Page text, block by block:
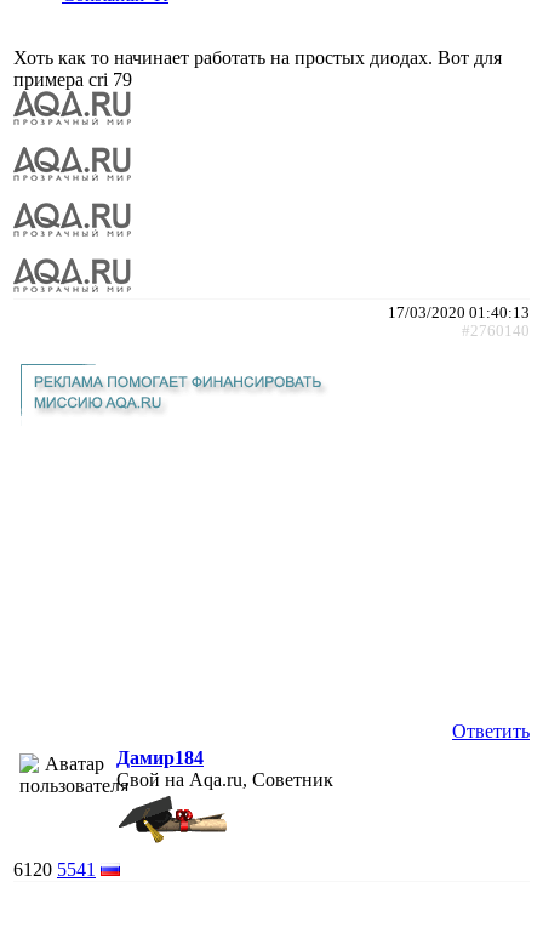
Хоть как то начинает работать на простых диодах. Вот для
примера cri 79
17/03/2020 01:40:13
#2760140
Ответить
Дамир184
Свой на Aqa.ru, Советник
6120 5541